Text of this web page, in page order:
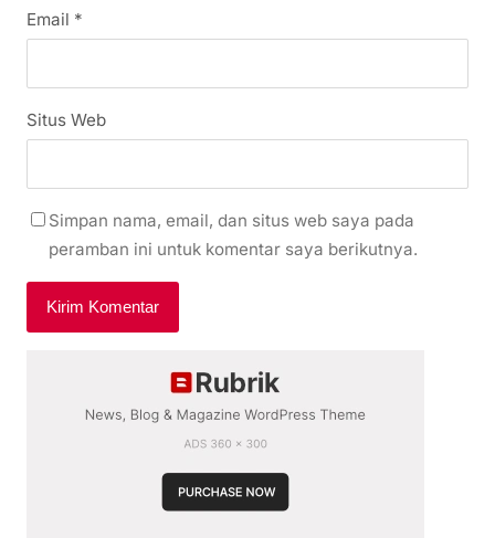
Email *
Situs Web
Simpan nama, email, dan situs web saya pada
peramban ini untuk komentar saya berikutnya.